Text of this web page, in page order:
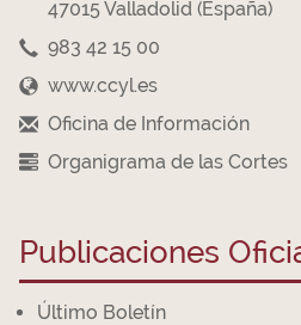
47015 Valladolid (España)
983 42 15 00
www.ccyl.es
Oficina de Información
Organigrama de las Cortes
Publicaciones
Último Boletín